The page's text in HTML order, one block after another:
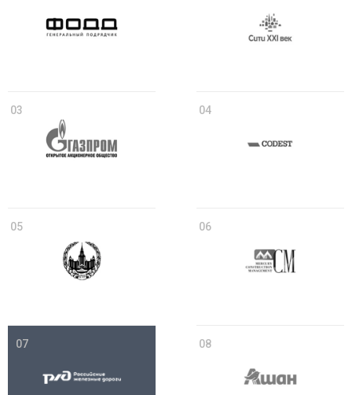
03 04
05 06
07 08